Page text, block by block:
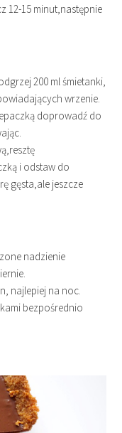
12-15 minut,następnie
200 ml śmietanki,
wrzenie.
doprowadź do
i odstaw do
gęsta,ale jeszcze
nadzienie
najlepiej na noc.
bezpośrednio